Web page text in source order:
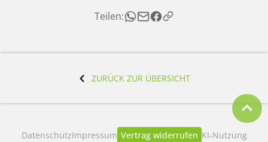
DatenschutzImpressum Vertrag widerrufen KI‑Nutzung
Teilen:
ZURÜCK ZUR ÜBERSICHT